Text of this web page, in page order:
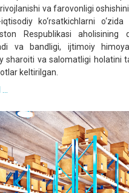
va farovonligi
ko‘rsatkichlarni
Respublikasi aholisining
va bandligi, ijtimoiy
sharoiti va salomatligi holatini
keltirilgan.